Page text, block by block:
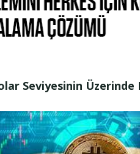
Seviyesinin